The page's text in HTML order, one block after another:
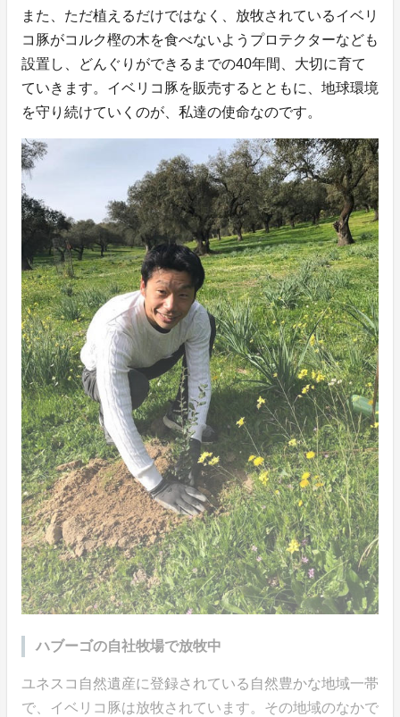
また、ただ植えるだけではなく、放牧されているイベリ
コ豚がコルク樫の木を食べないようプロテクターなども
設置し、どんぐりができるまでの40年間、大切に育て
ていきます。イベリコ豚を販売するとともに、地球環境
を守り続けていくのが、私達の使命なのです。
ハブーゴの自社牧場で放牧中
ユネスコ自然遺産に登録されている自然豊かな地域一帯
で、イベリコ豚は放牧されています。その地域のなかで